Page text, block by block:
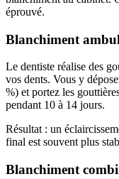
éprouvé.
Blanchiment
Le dentiste réalise des
vos dents. Vous y
%) et portez les
pendant 10 à 14 jours.
Résultat : un
final est souvent plus
Blanchiment